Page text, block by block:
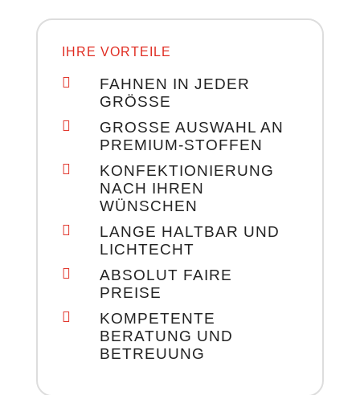
IHRE VORTEILE

FAHNEN IN JEDER
GRÖSSE

GROSSE AUSWAHL AN P
REMIUM-STOFFEN

KONFEKTIONIERUNG
NACH IHREN
WÜNSCHEN

LANGE HALTBAR UND
LICHTECHT

ABSOLUT FAIRE
PREISE

KOMPETENTE
BERATUNG UND
BETREUUNG